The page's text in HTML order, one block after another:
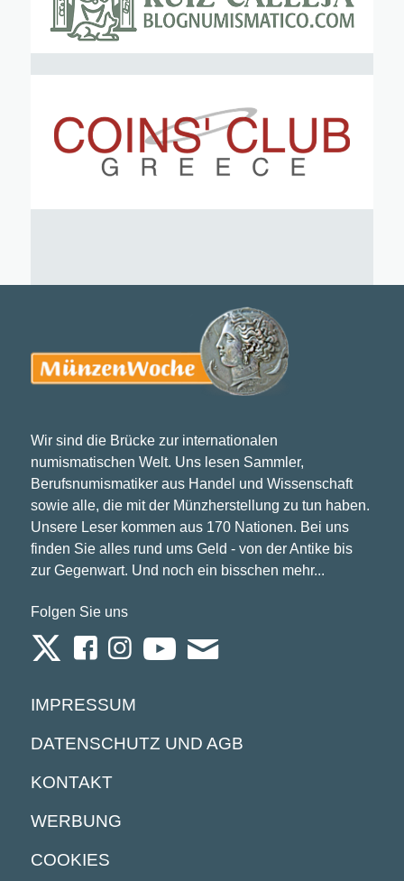
Wir sind die Brücke zur internationalen
numismatischen Welt. Uns lesen Sammler,
Berufsnumismatiker aus Handel und Wissenschaft
sowie alle, die mit der Münzherstellung zu tun haben.
Unsere Leser kommen aus 170 Nationen. Bei uns
finden Sie alles rund ums Geld - von der Antike bis
zur Gegenwart. Und noch ein bisschen mehr...
Folgen Sie uns
IMPRESSUM
DATENSCHUTZ UND AGB
KONTAKT
WERBUNG
COOKIES